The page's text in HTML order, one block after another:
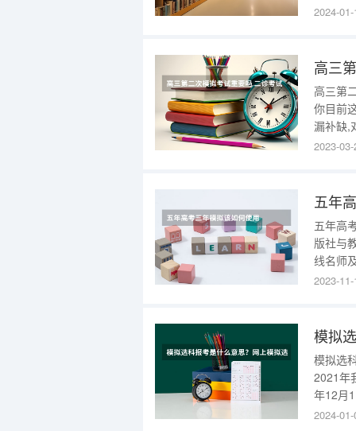
题。2
2024-
高三
高三第
你目前
漏补缺,
测今年
试成绩
2023-
五年
五年高
版社与
线名师
数、英
的高考
2023-
模拟选
2021年
年12月
那么模
2024-